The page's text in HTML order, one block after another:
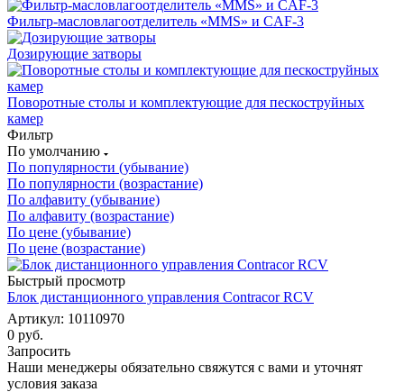
Фильтр-масловлагоотделитель «MMS» и CAF-3
Дозирующие затворы
Поворотные столы и комплектующие для пескоструйных
камер
Фильтр
По умолчанию
По популярности (убывание)
По популярности (возрастание)
По алфавиту (убывание)
По алфавиту (возрастание)
По цене (убывание)
По цене (возрастание)
Быстрый просмотр
Блок дистанционного управления Contracor RCV
Артикул: 10110970
0 руб.
Запросить
Наши менеджеры обязательно свяжутся с вами и уточнят
условия заказа